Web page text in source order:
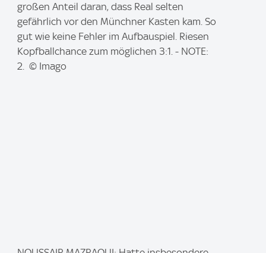
großen Anteil daran, dass Real selten
gefährlich vor den Münchner Kasten kam. So
gut wie keine Fehler im Aufbauspiel. Riesen
Kopfballchance zum möglichen 3:1. - NOTE:
2. © Imago